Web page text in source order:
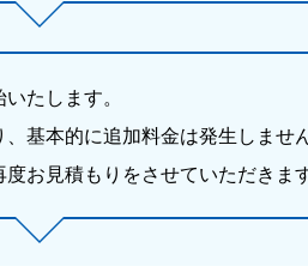
たします。
基本的に追加料金は発生しませ
お見積もりをさせていただきま